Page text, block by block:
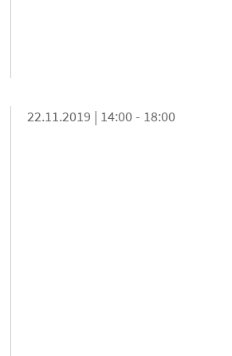
22.11.2019 | 14:00 - 18:00